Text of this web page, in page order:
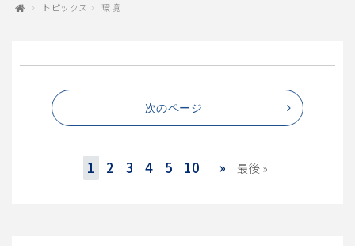
トピックス 環境
次のページ
1 2 3 4 5 10 » 最後 »